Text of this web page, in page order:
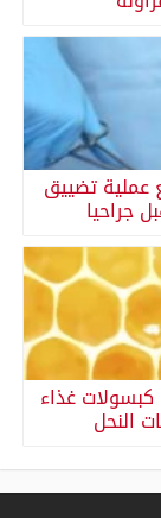
عملية تضييق
جراحيا
غذاء
النحل